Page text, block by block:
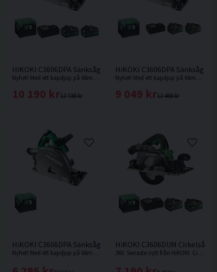
HiKOKI C3606DPA Sänksåg 36V 165mm (2x4,0Ah) Inkl 800mm
Nyhet! Med ett kapdjup på 66mm med skena vid 90° är denna sänksåg från HiKOKI Powertools väl värd en plats i maskinparken.
12 738 kr
10 190 kr
HiKOKI C3606DPA Sänksåg
Nyhet! Med ett kapdjup på 66mm med skena vid 90° är denna sänksåg från HiKOKI Powertools väl värd en plats i maskinparken.
12 488 kr
9 049 kr
HiKOKI C3606DPA Sänksåg 36V 165mm
Nyhet! Med ett kapdjup på 66mm med skena vid 90° är denna sänksåg från HiKOKI Powertools väl värd en plats i maskinparken. Levereras utan batteri & laddare.
HiKOKI C3606DUM Cirkelsåg
36V. Senaste nytt från HiKOKI. Cirkelsåg som kan fästas på skena.